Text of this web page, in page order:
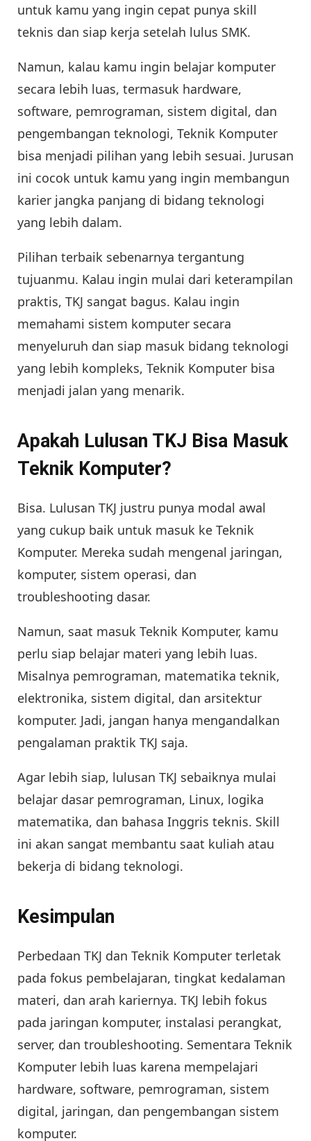
untuk kamu yang ingin cepat punya skill
teknis dan siap kerja setelah lulus SMK.
Namun, kalau kamu ingin belajar komputer
secara lebih luas, termasuk hardware,
software, pemrograman, sistem digital, dan
pengembangan teknologi, Teknik Komputer
bisa menjadi pilihan yang lebih sesuai. Jurusan
ini cocok untuk kamu yang ingin membangun
karier jangka panjang di bidang teknologi
yang lebih dalam.
Pilihan terbaik sebenarnya tergantung
tujuanmu. Kalau ingin mulai dari keterampilan
praktis, TKJ sangat bagus. Kalau ingin
memahami sistem komputer secara
menyeluruh dan siap masuk bidang teknologi
yang lebih kompleks, Teknik Komputer bisa
menjadi jalan yang menarik.
Apakah Lulusan TKJ Bisa Masuk
Teknik Komputer?
Bisa. Lulusan TKJ justru punya modal awal
yang cukup baik untuk masuk ke Teknik
Komputer. Mereka sudah mengenal jaringan,
komputer, sistem operasi, dan
troubleshooting dasar.
Namun, saat masuk Teknik Komputer, kamu
perlu siap belajar materi yang lebih luas.
Misalnya pemrograman, matematika teknik,
elektronika, sistem digital, dan arsitektur
komputer. Jadi, jangan hanya mengandalkan
pengalaman praktik TKJ saja.
Agar lebih siap, lulusan TKJ sebaiknya mulai
belajar dasar pemrograman, Linux, logika
matematika, dan bahasa Inggris teknis. Skill
ini akan sangat membantu saat kuliah atau
bekerja di bidang teknologi.
Kesimpulan
Perbedaan TKJ dan Teknik Komputer terletak
pada fokus pembelajaran, tingkat kedalaman
materi, dan arah kariernya. TKJ lebih fokus
pada jaringan komputer, instalasi perangkat,
server, dan troubleshooting. Sementara Teknik
Komputer lebih luas karena mempelajari
hardware, software, pemrograman, sistem
digital, jaringan, dan pengembangan sistem
komputer.